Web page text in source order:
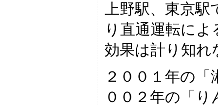
上野駅、東京駅
り直通運転に
効果は計り知れ
２００１年の
００２年の「